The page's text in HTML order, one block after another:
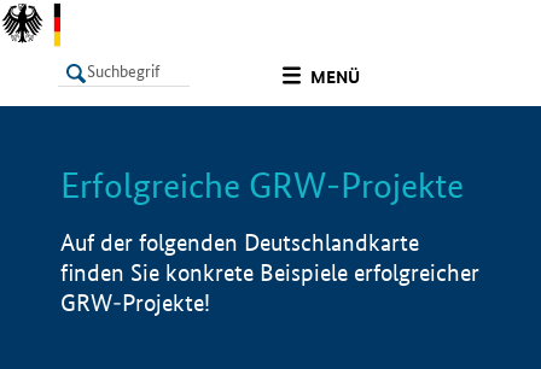
MENÜ
LISTE Info
Erfolgreiche GRW-Projekte
Auf der folgenden Deutschlandkarte
finden Sie konkrete Beispiele erfolgreicher
GRW-Projekte!